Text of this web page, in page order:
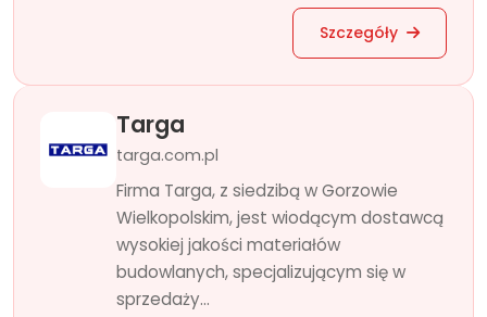
Szczegóły
Targa
targa.com.pl
Firma Targa, z siedzibą w Gorzowie
Wielkopolskim, jest wiodącym dostawcą
wysokiej jakości materiałów
budowlanych, specjalizującym się w
sprzedaży...